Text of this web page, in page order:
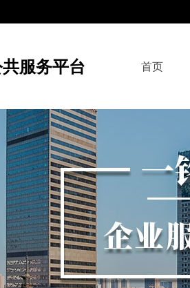
首页
服务平台